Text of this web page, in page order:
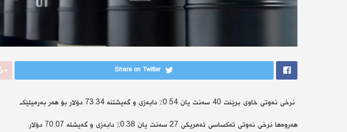
Share on Twitter
نرخی نەوتی خاوی برێنت 40 سەنت یان 0.54% دابەزی و گەیشتنە 73.34 دۆلار بۆ هەر بەرمیلێک،
هەروەها نرخی نەوتی تەکساسی ئەمریکی 27 سەنت یان 0.38% دابەزی و گەیشتە 70.07 دۆلار.